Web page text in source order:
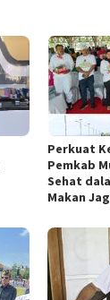
Perkuat
Pemkab
Sehat
Makan